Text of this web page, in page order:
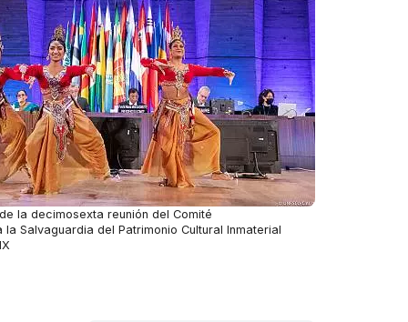
la decimosexta reunión del Comité
Salvaguardia del Patrimonio Cultural Inmaterial